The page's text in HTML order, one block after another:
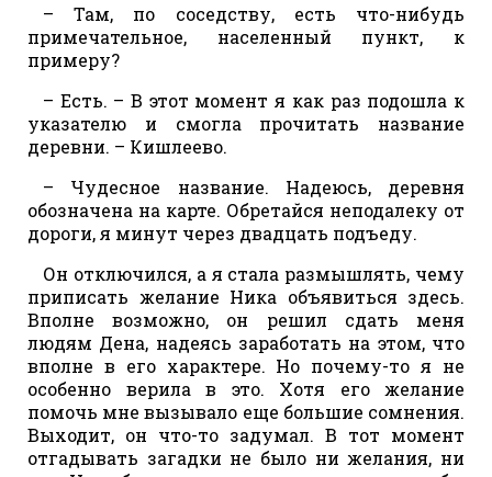
– Там, по соседству, есть что-нибудь
примечательное, населенный пункт, к
примеру?
– Есть. – В этот момент я как раз подошла к
указателю и смогла прочитать название
деревни. – Кишлеево.
– Чудесное название. Надеюсь, деревня
обозначена на карте. Обретайся неподалеку от
дороги, я минут через двадцать подъеду.
Он отключился, а я стала размышлять, чему
приписать желание Ника объявиться здесь.
Вполне возможно, он решил сдать меня
людям Дена, надеясь заработать на этом, что
вполне в его характере. Но почему-то я не
особенно верила в это. Хотя его желание
помочь мне вызывало еще большие сомнения.
Выходит, он что-то задумал. В тот момент
отгадывать загадки не было ни желания, ни